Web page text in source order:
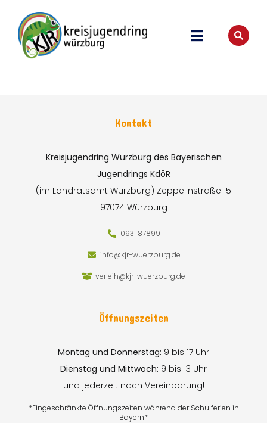
Kontakt
Kreisjugendring Würzburg des Bayerischen
Jugendrings KdöR
(im Landratsamt Würzburg) Zeppelinstraße 15
97074 Würzburg
0931 87899
info@kjr-wuerzburg.de
verleih@kjr-wuerzburg.de
Öffnungszeiten
Montag und Donnerstag: 9 bis 17 Uhr
Dienstag und Mittwoch: 9 bis 13 Uhr
und jederzeit nach Vereinbarung!
*Eingeschränkte Öffnungszeiten während der Schulferien in
Bayern*